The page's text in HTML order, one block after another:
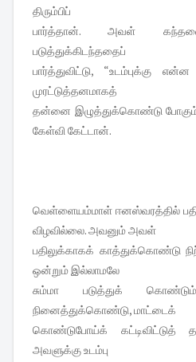
திரும்பிப்
பார்த்தான். அவள்
படுத்துக்கிடந்ததைப்
பார்த்துவிட்டு, “உடம்புக்கு
முரட்டுத்தனமாகத்
தன்னை இழுத்துக்கொண்டு போகும்
கேள்வி கேட்டான்.
வெள்ளையம்மாள் ஈனஸ்வரத்தில்
விழவில்லை. அவனும் அவள்
பதிலுக்காகக் காத்துக்கொண்டு
ஒன்றும் இல்லாமலே
சும்மா படுத்துக்
நினைத்துக்கொண்டு, மாட்டைக்
கொண்டுபோய்க் கட்டிவிட்டுத்
அவளுக்கு உடம்பு